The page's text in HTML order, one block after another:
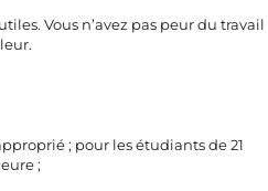
Vous n’avez pas peur du travail
; pour les étudiants de 21
;